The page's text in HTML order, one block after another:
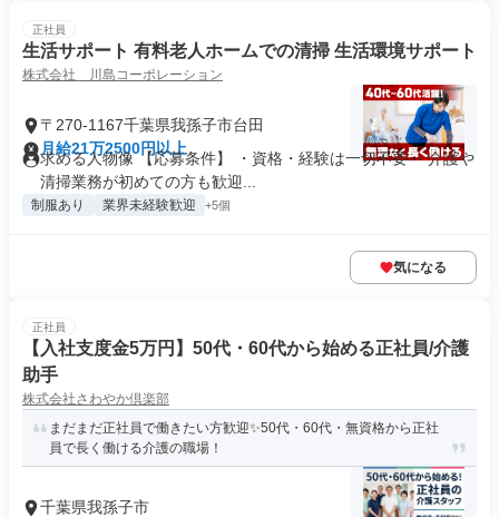
正社員
生活サポート 有料老人ホームでの清掃 生活環境サポート
株式会社 川島コーポレーション
〒270-1167千葉県我孫子市台田
月給21万2500円以上
求める人物像 【応募条件】 ・資格・経験は一切不要 ・介護や
清掃業務が初めての方も歓迎...
制服あり 業界未経験歓迎 +5個
気になる
正社員
【入社支度金5万円】50代・60代から始める正社員/介護
助手
株式会社さわやか倶楽部
まだまだ正社員で働きたい方歓迎✨50代・60代・無資格から正社
員で長く働ける介護の職場！
千葉県我孫子市